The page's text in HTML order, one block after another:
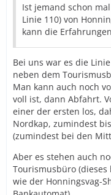
Ist jemand schon
Linie 110) von
kann die
Bei uns war es die
neben dem
Man kann auch noch
voll ist, dann Abfahrt.
einer der ersten los,
Nordkap, zumindest
(zumindest bei den
Aber es stehen auch
Tourismusbüro
wie der Honningsvag-